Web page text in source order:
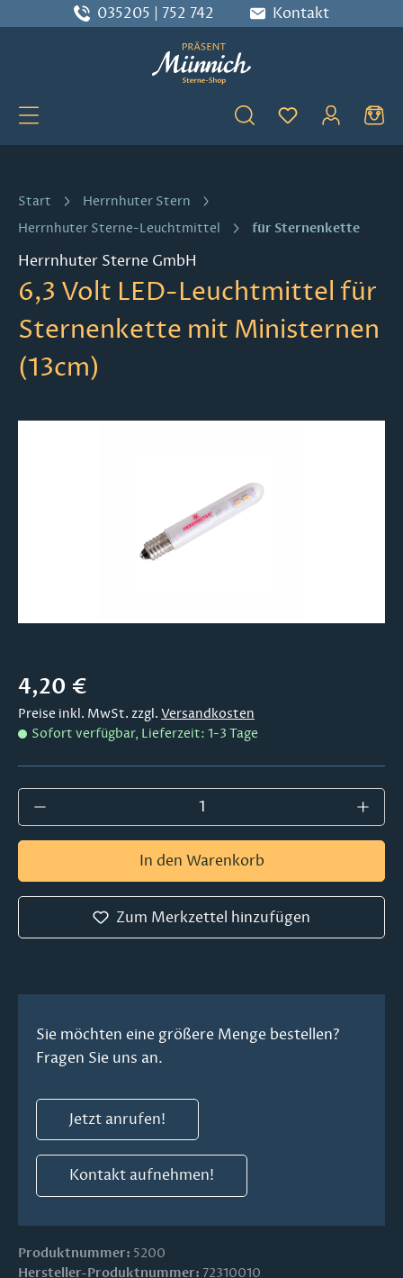
Zum Hauptinhalt springen
035205 | 752 742 Kontakt
Du hast 0
Start
Herrnhuter Stern
Herrnhuter Sterne-Leuchtmittel
für Sternenkette
Herrnhuter Sterne GmbH
6,3 Volt LED-Leuchtmittel für
Sternenkette mit Ministernen
(13cm)
Regulärer Preis:
4,20 €
Preise inkl. MwSt. zzgl. Versandkosten
Sofort verfügbar, Lieferzeit: 1-3 Tage
Produkt Anzahl: Gib den gewünschten
In den Warenkorb
Zum Merkzettel hinzufügen
Sie möchten eine größere Menge bestellen?
Fragen Sie uns an.
Jetzt anrufen!
Kontakt aufnehmen!
Produktnummer: 5200
Hersteller-Produktnummer: 72310010